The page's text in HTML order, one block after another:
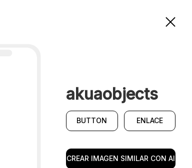
akuaobjects
BUTTON ENLACE
CREAR IMAGEN SIMILAR CON AI